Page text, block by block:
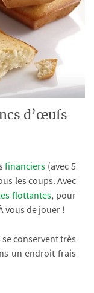
d’œufs
financiers (avec 5
les coups. Avec
flottantes, pour
vous de jouer !
conservent très
un endroit frais